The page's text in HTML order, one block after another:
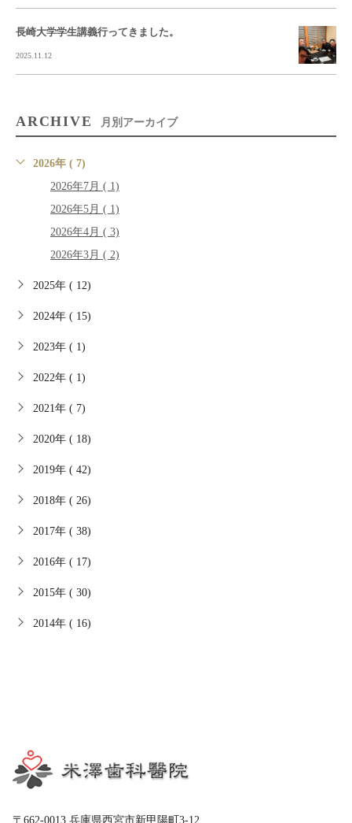
長崎大学学生講義行ってきました。
2025.11.12
ARCHIVE 月別アーカイブ
2026年 ( 7)
2026年7月 ( 1)
2026年5月 ( 1)
2026年4月 ( 3)
2026年3月 ( 2)
2025年 ( 12)
2024年 ( 15)
2023年 ( 1)
2022年 ( 1)
2021年 ( 7)
2020年 ( 18)
2019年 ( 42)
2018年 ( 26)
2017年 ( 38)
2016年 ( 17)
2015年 ( 30)
2014年 ( 16)
〒662-0013 兵庫県西宮市新甲陽町3-12